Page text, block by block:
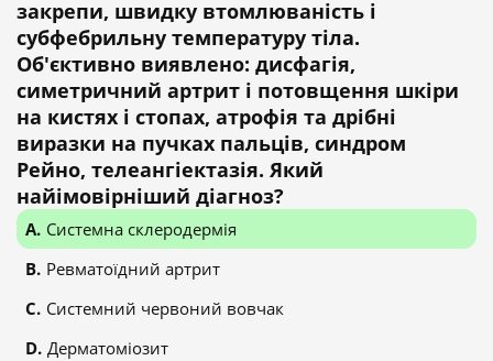
закрепи, швидку втомлюваність і
субфебрильну температуру тіла.
Об'єктивно виявлено: дисфагія,
симетричний артрит і потовщення шкіри
на кистях і стопах, атрофія та дрібні
виразки на пучках пальців, синдром
Рейно, телеангіектазія. Який
найімовірніший діагноз?
Системна склеродермія
Ревматоїдний артрит
Системний червоний вовчак
Дерматоміозит